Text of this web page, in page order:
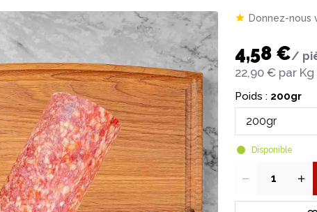
Donnez-nous
4,58 €/
22,90 € par Kg
Poids : 200gr
Disponible
Quantité